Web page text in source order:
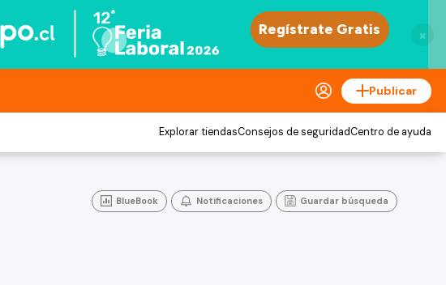
×
Publicar
Explorar tiendasConsejos de seguridadCentro de ayuda
BlueBook Notificaciones Guardar búsqueda